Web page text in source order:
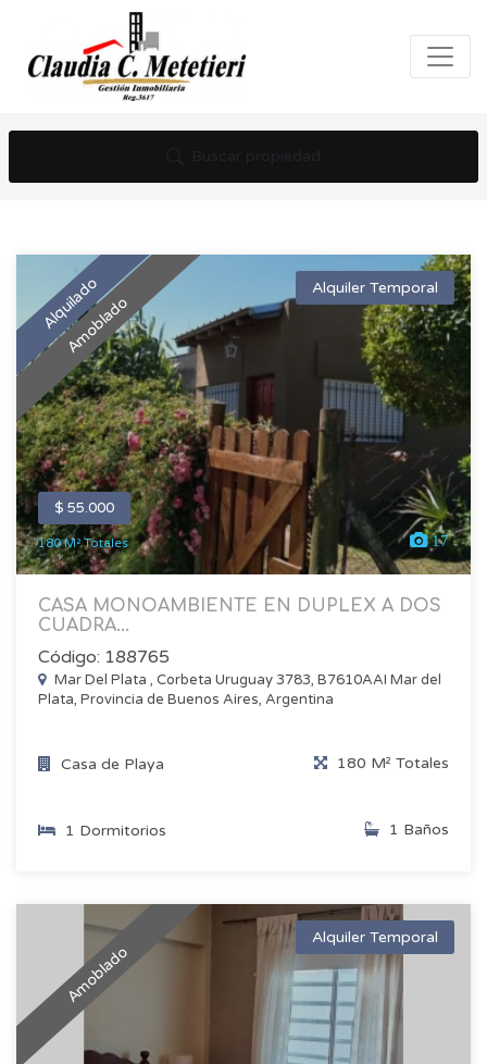
Buscar propiedad
Alquilado
Amoblado
Alquiler Temporal
$ 55.000
180 M² Totales 17
CASA MONOAMBIENTE EN DUPLEX A DOS
CUADRA...
Código: 188765
Mar Del Plata , Corbeta Uruguay 3783, B7610AAI Mar del
Plata, Provincia de Buenos Aires, Argentina
Casa de Playa 180 M² Totales
1 Dormitorios 1 Baños
Amoblado
Alquiler Temporal